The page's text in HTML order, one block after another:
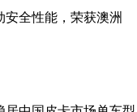
全性能，荣获澳洲